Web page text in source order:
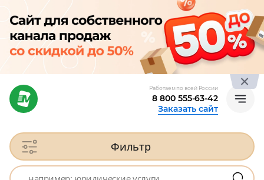
Работаем по всей России
8 800 555-63-42
Заказать сайт
Фильтр